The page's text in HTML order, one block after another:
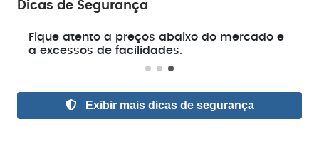
Dicas de Segurança
Fique atento a preços abaixo do mercado e
a excessos de facilidades.
Exibir mais dicas de segurança